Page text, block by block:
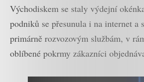
Východiskem se staly výdejní
podniků se přesunula i na internet a
primárně rozvozovým službám, v
oblíbené pokrmy zákazníci